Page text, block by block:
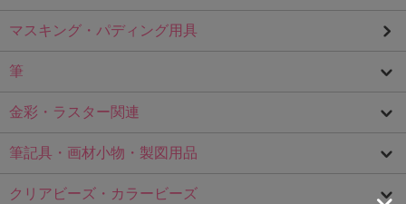
マスキング・パディング用具
筆
金彩・ラスター関連
筆記具・画材小物・製図用品
クリアビーズ・カラービーズ